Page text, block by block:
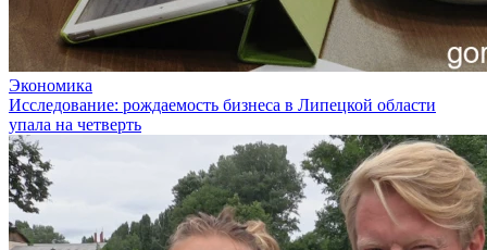
Экономика
Исследование: рождаемость бизнеса в Липецкой области
упала на четверть